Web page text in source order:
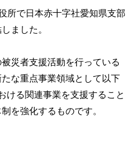
所で日本赤十字社愛知県支部
ました。
災者支援活動を行っている
な重点事業領域として以下
ける関連事業を支援すること
を強化するものです。